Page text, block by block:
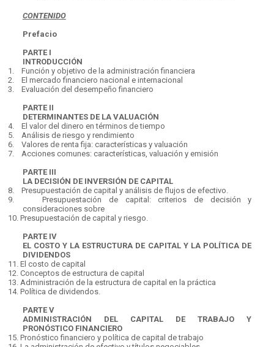
CONTENIDO
Prefacio
PARTE I
INTRODUCCIÓN
1. Función y objetivo de la administración financiera
2. El mercado financiero nacional e internacional
3. Evaluación del desempeño financiero
PARTE II
DETERMINANTES DE LA VALUACIÓN
4. El valor del dinero en términos de tiempo
5. Análisis de riesgo y rendimiento
6. Valores de renta fija: características y valuación
7. Acciones comunes: características, valuación y emisión
PARTE III
LA DECISIÓN DE INVERSIÓN DE CAPITAL
8. Presupuestación de capital y análisis de flujos de efectivo.
9.Presupuestación de capital: criterios de decisión y
consideraciones sobre
10. Presupuestación de capital y riesgo.
PARTE IV
EL COSTO Y LA ESTRUCTURA DE CAPITAL Y LA POLÍTICA DE
DIVIDENDOS
11. El costo de capital
12. Conceptos de estructura de capital
13. Administración de la estructura de capital en la práctica
14. Política de dividendos.
PARTE V
ADMINISTRACIÓN DEL CAPITAL DE TRABAJO Y
PRONÓSTICO FINANCIERO
15. Pronóstico financiero y política de capital de trabajo